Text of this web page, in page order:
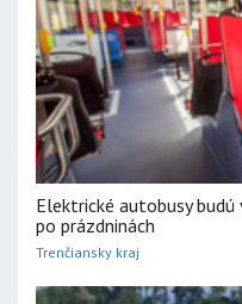
Elektrické autobusy
po prázdninách
Trenčiansky kraj